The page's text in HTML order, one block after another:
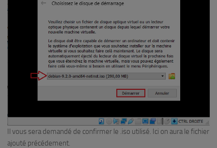
Il vous sera demandé de confirmer le .iso utilisé. Ici on aura le fichier
ajouté précédement.